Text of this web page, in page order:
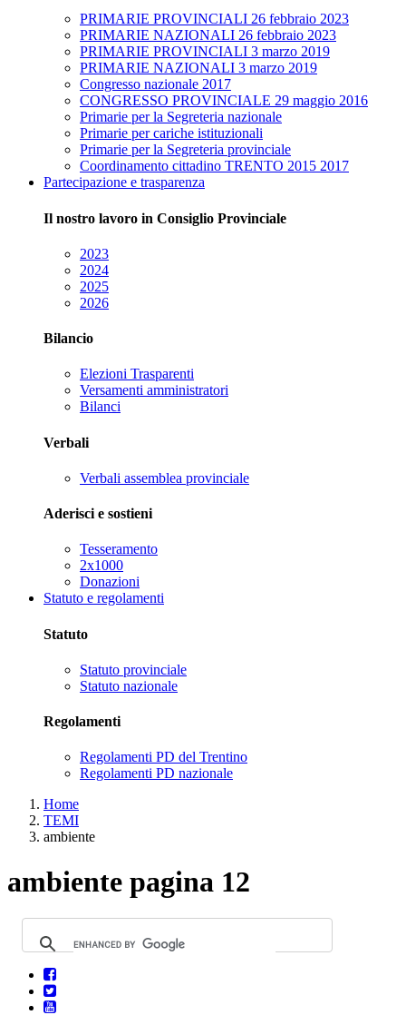
PRIMARIE PROVINCIALI 26 febbraio 2023
PRIMARIE NAZIONALI 26 febbraio 2023
PRIMARIE PROVINCIALI 3 marzo 2019
PRIMARIE NAZIONALI 3 marzo 2019
Congresso nazionale 2017
CONGRESSO PROVINCIALE 29 maggio 2016
Primarie per la Segreteria nazionale
Primarie per cariche istituzionali
Primarie per la Segreteria provinciale
Coordinamento cittadino TRENTO 2015 2017
Partecipazione e trasparenza
Il nostro lavoro in Consiglio Provinciale
2023
2024
2025
2026
Bilancio
Elezioni Trasparenti
Versamenti amministratori
Bilanci
Verbali
Verbali assemblea provinciale
Aderisci e sostieni
Tesseramento
2x1000
Donazioni
Statuto e regolamenti
Statuto
Statuto provinciale
Statuto nazionale
Regolamenti
Regolamenti PD del Trentino
Regolamenti PD nazionale
Home
TEMI
ambiente
ambiente pagina 12